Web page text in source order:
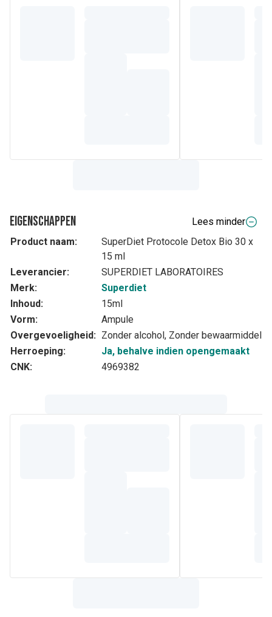
Eigenschappen
Lees minder
Product naam:
SuperDiet Protocole Detox Bio 30 x
15 ml
Leverancier:
SUPERDIET LABORATOIRES
Merk:
Superdiet
Inhoud:
15ml
Vorm:
Ampule
Overgevoeligheid: Zonder alcohol, Zonder bewaarmiddel
Herroeping:
Ja, behalve indien opengemaakt
CNK:
4969382